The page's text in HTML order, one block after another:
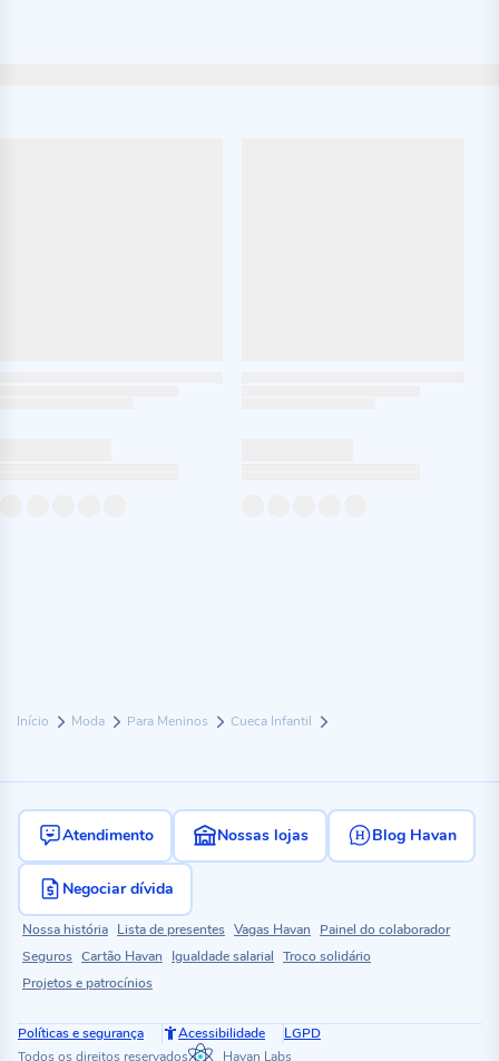
Início Moda Para Meninos Cueca Infantil
Atendimento Nossas lojas Blog Havan
Negociar dívida
Nossa história Lista de presentes Vagas Havan
Painel do colaborador
Seguros Cartão Havan Igualdade salarial Troco solidário
Projetos e patrocínios
Políticas e segurança Acessibilidade
LGPD
Todos os direitos reservados
Havan Labs